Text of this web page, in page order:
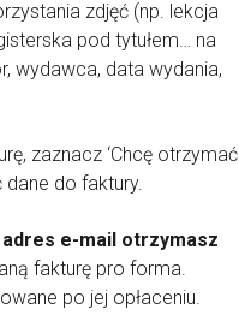
zdjęć (np. lekcja
pod tytułem… na
wydawca, data wydania,
zaznacz ‘Chcę otrzymać
dane do faktury.
e-mail otrzymasz
fakturę pro forma.
po jej opłaceniu.